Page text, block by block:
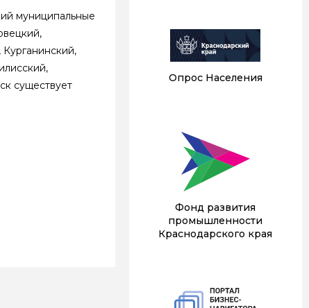
муниципальные
существует
Опрос Населения
Фонд развития
промышленности
Краснодарского края